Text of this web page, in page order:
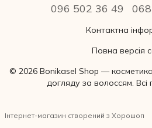
096 502 36 49
Контактна
Повна версія
© 2026 Bonikasel Shop — косметика
догляду за волоссям. Всі
Інтернет-магазин створений з Хорошоп